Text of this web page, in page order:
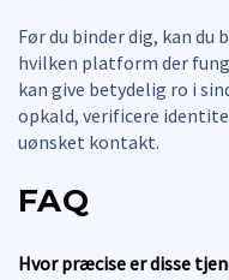
Før du binder dig, kan
hvilken platform der
kan give betydelig ro i
opkald, verificere
uønsket kontakt.
FAQ
Hvor præcise er disse